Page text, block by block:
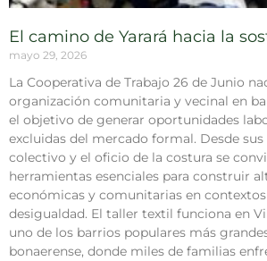
El camino de Yarará hacia la
mayo 29, 2026
La Cooperativa de Trabajo 26 de Junio
organización comunitaria y vecinal en
el objetivo de generar oportunidades
excluidas del mercado formal. Desde
colectivo y el oficio de la costura se
herramientas esenciales para construir
económicas y comunitarias en
desigualdad. El taller textil funciona en
uno de los barrios populares más
bonaerense, donde miles de familias